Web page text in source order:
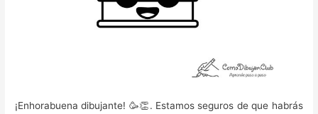
¡Enhorabuena dibujante! 🥳️👏. Estamos seguros de que habrás